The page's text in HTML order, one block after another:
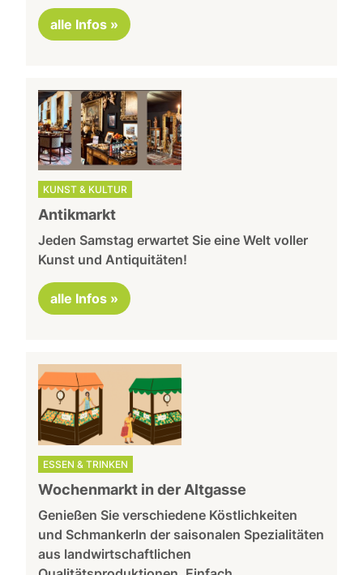
alle Infos »
KUNST & KULTUR
Antikmarkt
Jeden Samstag erwartet Sie eine Welt voller
Kunst und Antiquitäten!
alle Infos »
ESSEN & TRINKEN
Wochenmarkt in der Altgasse
Genießen Sie verschiedene Köstlichkeiten
und Schmankerln der saisonalen Spezialitäten
aus landwirtschaftlichen